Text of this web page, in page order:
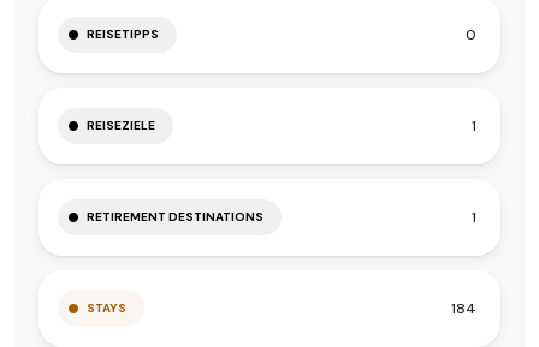
REISETIPPS 0
REISEZIELE 1
RETIREMENT DESTINATIONS 1
STAYS 184